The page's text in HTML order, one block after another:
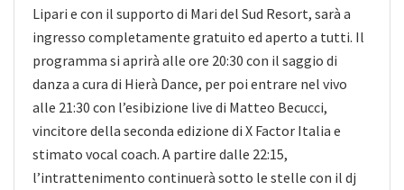
Lipari e con il supporto di Mari del Sud Resort, sarà a
ingresso completamente gratuito ed aperto a tutti. Il
programma si aprirà alle ore 20:30 con il saggio di
danza a cura di Hierà Dance, per poi entrare nel vivo
alle 21:30 con l’esibizione live di Matteo Becucci,
vincitore della seconda edizione di X Factor Italia e
stimato vocal coach. A partire dalle 22:15,
l’intrattenimento continuerà sotto le stelle con il dj